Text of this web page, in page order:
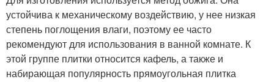
устойчива к механическому воздействию, у нее низкая
степень поглощения влаги, поэтому ее часто
рекомендуют для использования в ванной комнате. К
этой группе плитки относится кафель, а также и
набирающая популярность прямоугольная плитка